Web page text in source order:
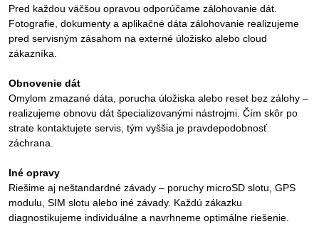
Pred každou väčšou opravou odporúčame zálohovanie dát.
Fotografie, dokumenty a aplikačné dáta zálohovanie realizujeme
pred servisným zásahom na externé úložisko alebo cloud
zákazníka.
Obnovenie dát
Omylom zmazané dáta, porucha úložiska alebo reset bez zálohy –
realizujeme obnovu dát špecializovanými nástrojmi. Čím skôr po
strate kontaktujete servis, tým vyššia je pravdepodobnosť
záchrana.
Iné opravy
Riešime aj neštandardné závady – poruchy microSD slotu, GPS
modulu, SIM slotu alebo iné závady. Každú zákazku
diagnostikujeme individuálne a navrhneme optimálne riešenie.